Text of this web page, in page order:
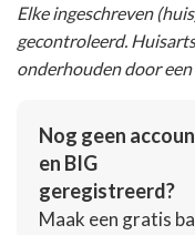
Elke ingeschreven
gecontroleerd.
onderhouden door
Nog geen
en BIG
geregistreerd?
Maak een gratis